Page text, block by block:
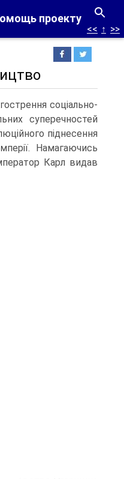
проекту
<< ↑ >>
соціально-
суперечностей
піднесення
Намагаючись
Карл видав